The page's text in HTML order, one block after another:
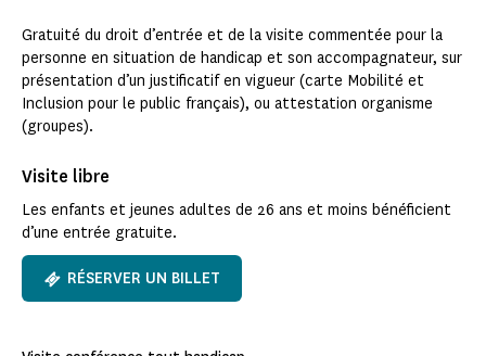
Gratuité du droit d’entrée et de la visite commentée pour la
personne en situation de handicap et son accompagnateur, sur
présentation d’un justificatif en vigueur (carte Mobilité et
Inclusion pour le public français), ou attestation organisme
(groupes).
Visite libre
Les enfants et jeunes adultes de 26 ans et moins bénéficient
d’une entrée gratuite.
RÉSERVER UN BILLET